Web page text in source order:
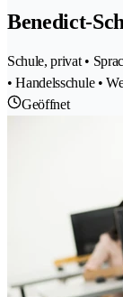
Benedict-
Schule, privat •
• Handelsschule •
Geöffnet